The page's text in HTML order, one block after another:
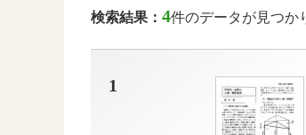
検索結果： 4件のデータが見つか
1